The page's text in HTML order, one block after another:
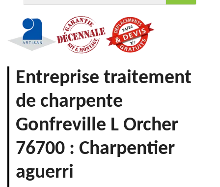
Entreprise traitement
de charpente
Gonfreville L Orcher
76700 : Charpentier
aguerri